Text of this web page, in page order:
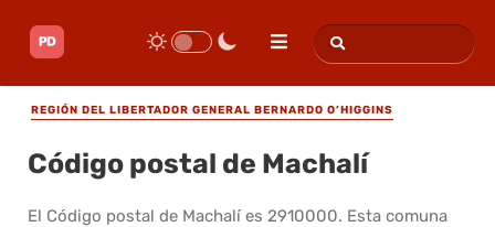
REGIÓN DEL LIBERTADOR GENERAL BERNARDO O’HIGGINS
Código postal de Machalí
El Código postal de Machalí es 2910000. Esta comuna